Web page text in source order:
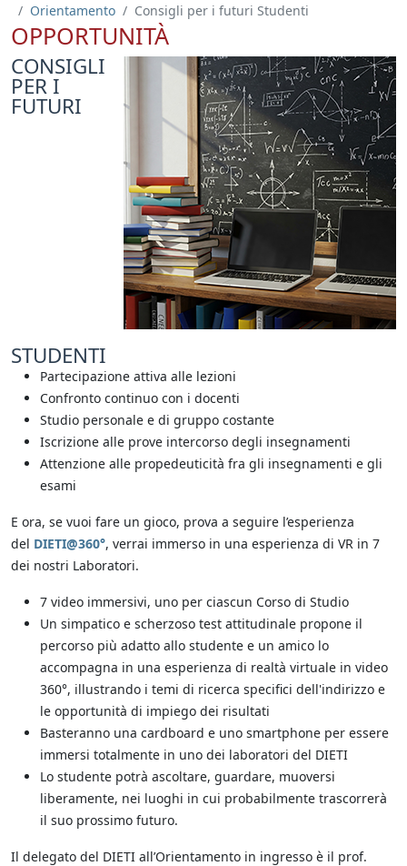
Orientamento
Consigli per i futuri Studenti
OPPORTUNITÀ
CONSIGLI
PER I
FUTURI
STUDENTI
Partecipazione attiva alle lezioni
Confronto continuo con i docenti
Studio personale e di gruppo costante
Iscrizione alle prove intercorso degli insegnamenti
Attenzione alle propedeuticità fra gli insegnamenti e gli
esami
E ora, se vuoi fare un gioco, prova a seguire l’esperienza
del DIETI@360°, verrai immerso in una esperienza di VR in 7
dei nostri Laboratori.
7 video immersivi, uno per ciascun Corso di Studio
Un simpatico e scherzoso test attitudinale propone il
percorso più adatto allo studente e un amico lo
accompagna in una esperienza di realtà virtuale in video
360°, illustrando i temi di ricerca specifici dell'indirizzo e
le opportunità di impiego dei risultati
Basteranno una cardboard e uno smartphone per essere
immersi totalmente in uno dei laboratori del DIETI
Lo studente potrà ascoltare, guardare, muoversi
liberamente, nei luoghi in cui probabilmente trascorrerà
il suo prossimo futuro.
Il delegato del DIETI all’Orientamento in ingresso è il prof.